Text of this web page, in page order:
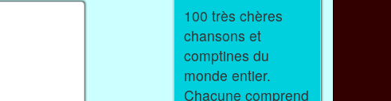
100 très chères
chansons et
comptines du
monde entier.
Chacune comprend